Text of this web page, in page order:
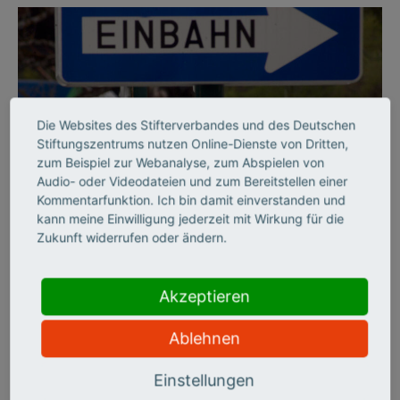
BILDUNGSSYSTEM
Per Einbahnstraße durch
die Hochschulbildung
Der Stifterverband hat die deutschen Hochschulen zehn Jahre
lang auf sechs Handlungsfeldern beobachtet und zieht ein
Die Websites des Stifterverbandes und des Deutschen
Stiftungszentrums nutzen Online-Dienste von Dritten,
zum Beispiel zur Webanalyse, zum Abspielen von
Audio- oder Videodateien und zum Bereitstellen einer
Kommentarfunktion. Ich bin damit einverstanden und
kann meine Einwilligung jederzeit mit Wirkung für die
Zukunft widerrufen oder ändern.
Akzeptieren
Ablehnen
Einstellungen